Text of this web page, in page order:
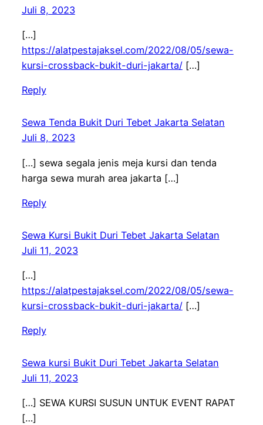
Juli 8, 2023
[…]
https://alatpestajaksel.com/2022/08/05/sewa-
kursi-crossback-bukit-duri-jakarta/[…]
Reply
Sewa Tenda Bukit Duri Tebet Jakarta Selatan
Juli 8, 2023
[…] sewa segala jenis meja kursi dan tenda
harga sewa murah area jakarta […]
Reply
Sewa Kursi Bukit Duri Tebet Jakarta Selatan
Juli 11, 2023
[…]
https://alatpestajaksel.com/2022/08/05/sewa-
kursi-crossback-bukit-duri-jakarta/[…]
Reply
Sewa kursi Bukit Duri Tebet Jakarta Selatan
Juli 11, 2023
[…] SEWA KURSI SUSUN UNTUK EVENT RAPAT
[…]